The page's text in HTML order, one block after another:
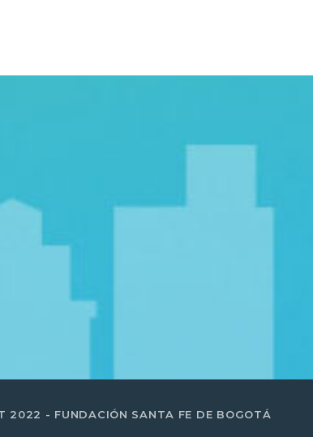
2022 - FUNDACIÓN SANTA FE DE BOGOTÁ